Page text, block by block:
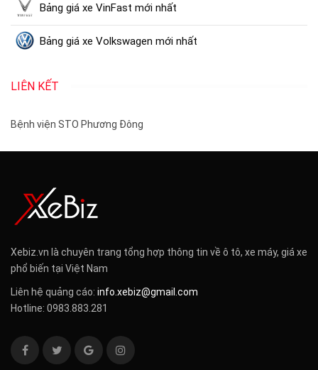
Bảng giá xe VinFast mới nhất
Bảng giá xe Volkswagen mới nhất
LIÊN KẾT
Bệnh viện STO Phương Đông
Xebiz.vn là chuyên trang tổng hợp thông tin về ô tô, xe máy, giá xe
phổ biến tại Việt Nam
Liên hệ quảng cáo: info.xebiz@gmail.com
Hotline: 0983.883.281